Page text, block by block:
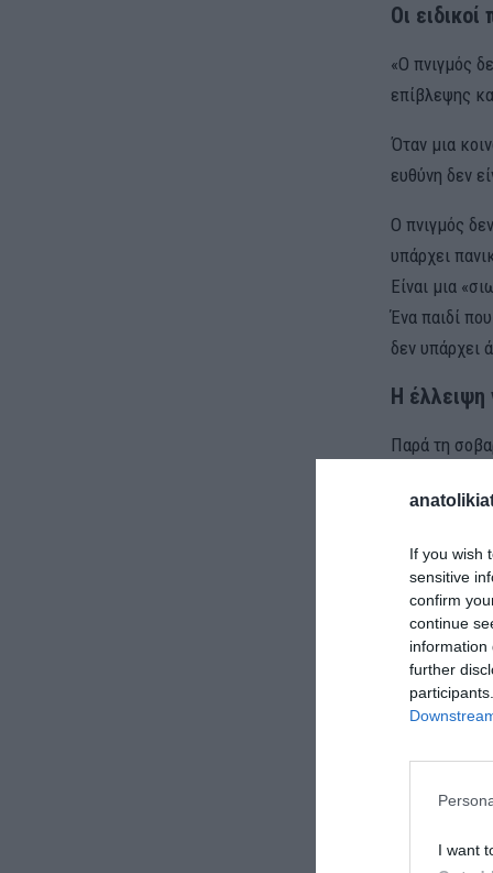
If you wish
sensitive
confirm
continue
information
further
I want
Οι ειδικοί
«Ο πνιγμός
επίβλεψης
Όταν μια
ευθύνη δεν
Ο πνιγμός
υπάρχει
Είναι μια
Ένα παιδί
δεν υπάρχει
Η
Παρά τη
Οι
είναι